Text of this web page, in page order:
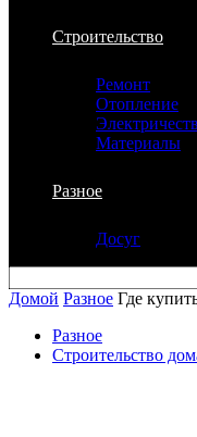
Строительство
Ремонт
Отопление
Материалы
Разное
Досуг
Домой Разное Где
Разное
Строительство